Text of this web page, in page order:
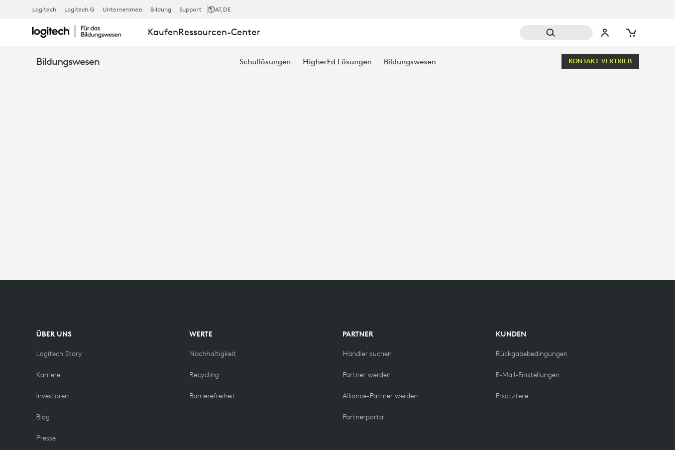
MATCHING
TOOLS
Logitech Logitech G Unternehmen Bildung Support AT,DE
KaufenRessourcen-Center
Bildungswesen Schullösungen HigherEd Lösungen Bildungswesen KONTAKT VERTRIEB
ÜBER UNS
Logitech Story
Karriere
Investoren
Blog
Presse
WERTE
Nachhaltigkeit
Recycling
Barrierefreiheit
PARTNER
Händler suchen
Partner werden
Alliance-Partner werden
Partnerportal
KUNDEN
Rückgabebedingungen
E-Mail-Einstellungen
Ersatzteile